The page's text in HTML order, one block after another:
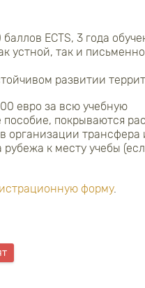
ECTS, 3 года
устной, так и
развитии
евро за всю учебную
покрываются
организации трансфера
к месту учебы
форму.